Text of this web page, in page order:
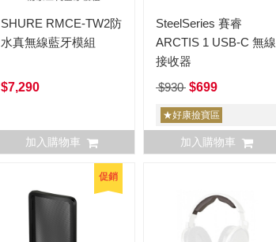
SHURE RMCE-TW2防
水真無線藍牙模組
$7,290
加入購物車
SteelSeries 賽睿
ARCTIS 1 USB-C 無線
接收器
$930 $699
★好康撿寶區
加入購物車
促銷